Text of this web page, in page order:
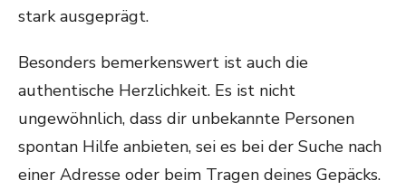
stark ausgeprägt.
Besonders bemerkenswert ist auch die
authentische Herzlichkeit. Es ist nicht
ungewöhnlich, dass dir unbekannte Personen
spontan Hilfe anbieten, sei es bei der Suche nach
einer Adresse oder beim Tragen deines Gepäcks.